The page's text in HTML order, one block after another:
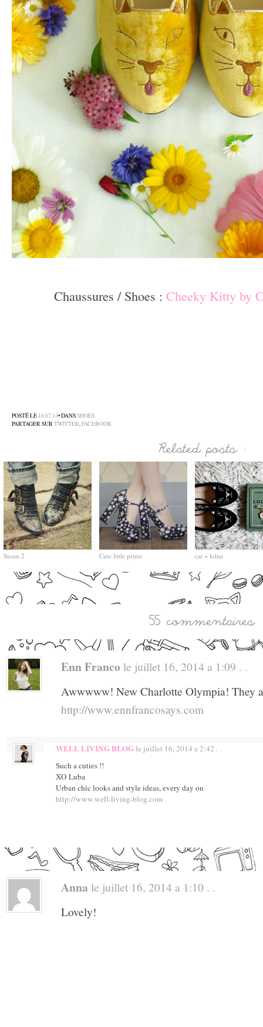
Chaussures / Shoes : Cheeky Kitty by
POSTÉ LE 16.07.14• DANSSHOES
PARTAGER SURTWITTER,FACEBOOK
Susan 2 Cute little prints cat + lolita
Enn Franco le juillet 16, 2014 a 1:09 . .
Awwwww! New Charlotte Olympia! They
http://www.ennfrancosays.com
WELL LIVING BLOG le juillet 16, 2014 a 2:42 . .
Such a cuties !!
XO Luba
Urban chic looks and style ideas, every day on
http://www.well-living-blog.com
Anna le juillet 16, 2014 a 1:10 . .
Lovely!